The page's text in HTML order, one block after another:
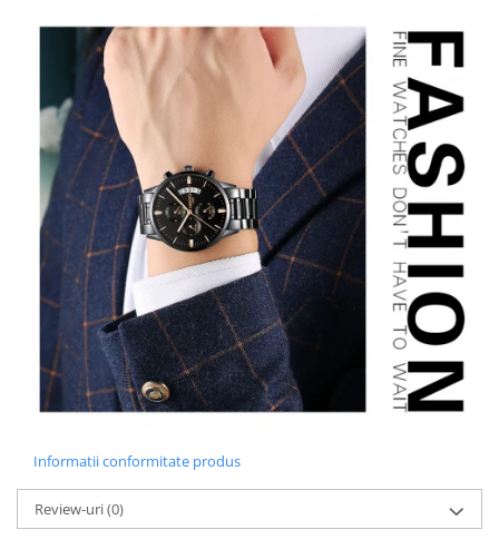
Informatii conformitate produs
Review-uri(0)